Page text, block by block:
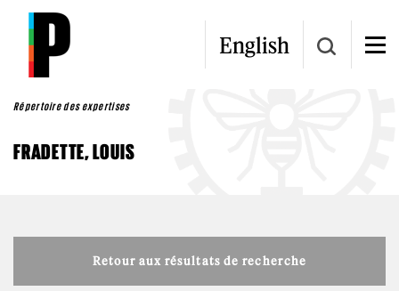
Aller au contenu principal
English
Répertoire des expertises
FRADETTE, LOUIS
Retour aux résultats de recherche